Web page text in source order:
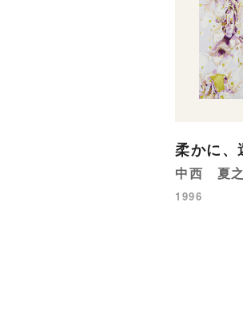
柔かに
中西 夏
1996